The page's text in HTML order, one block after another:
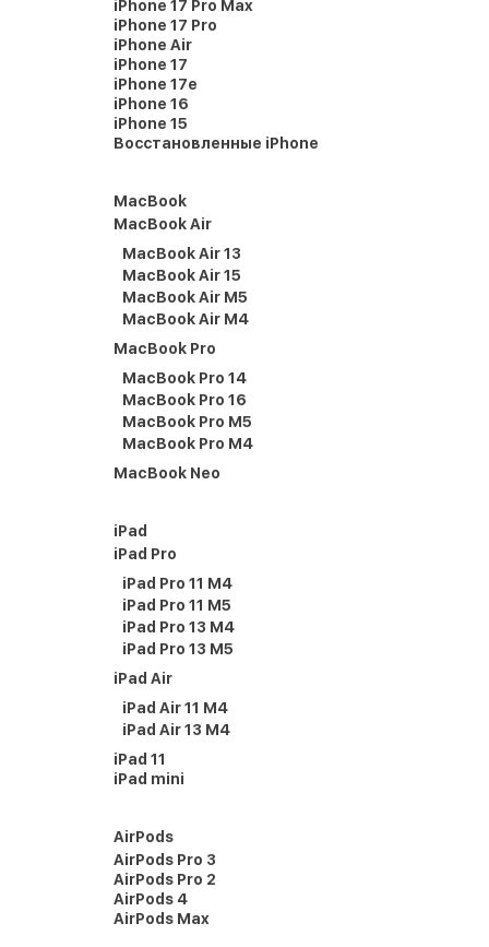
iPhone 17 Pro Max
iPhone 17 Pro
iPhone Air
iPhone 17
iPhone 17e
iPhone 16
iPhone 15
Восстановленные iPhone
MacBook
MacBook Air
MacBook Air 13
MacBook Air 15
MacBook Air M5
MacBook Air M4
MacBook Pro
MacBook Pro 14
MacBook Pro 16
MacBook Pro M5
MacBook Pro M4
MacBook Neo
iPad
iPad Pro
iPad Pro 11 M4
iPad Pro 11 M5
iPad Pro 13 M4
iPad Pro 13 M5
iPad Air
iPad Air 11 M4
iPad Air 13 M4
iPad 11
iPad mini
AirPods
AirPods Pro 3
AirPods Pro 2
AirPods 4
AirPods Max